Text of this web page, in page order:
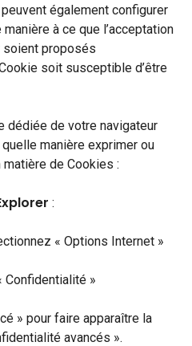
également configurer
à ce que l’acceptation
proposés
soit susceptible d’être
dédiée de votre navigateur
manière exprimer ou
de Cookies :
:
« Options Internet »
Confidentialité »
» pour faire apparaître la
avancés ».